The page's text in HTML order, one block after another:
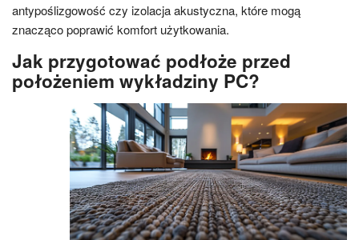
antypoślizgowość czy izolacja akustyczna, które mogą
znacząco poprawić komfort użytkowania.
Jak przygotować podłoże przed
położeniem wykładziny PC?